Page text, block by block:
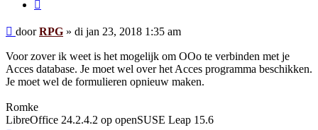
Bericht
doorRPG » di jan 23, 2018 1:35 am
Voor zover ik weet is het mogelijk om OOo te verbinden met je
Acces database. Je moet wel over het Acces programma beschikken.
Je moet wel de formulieren opnieuw maken.
Romke
LibreOffice 24.2.4.2 op openSUSE Leap 15.6